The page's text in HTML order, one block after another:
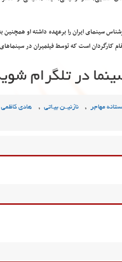
سینمای ایران را برعهده داشته او همچنین
کارگردان است که توسط فیلمیران در
مهاجر , نازنیــن بیـاتی , هادی کاظمی